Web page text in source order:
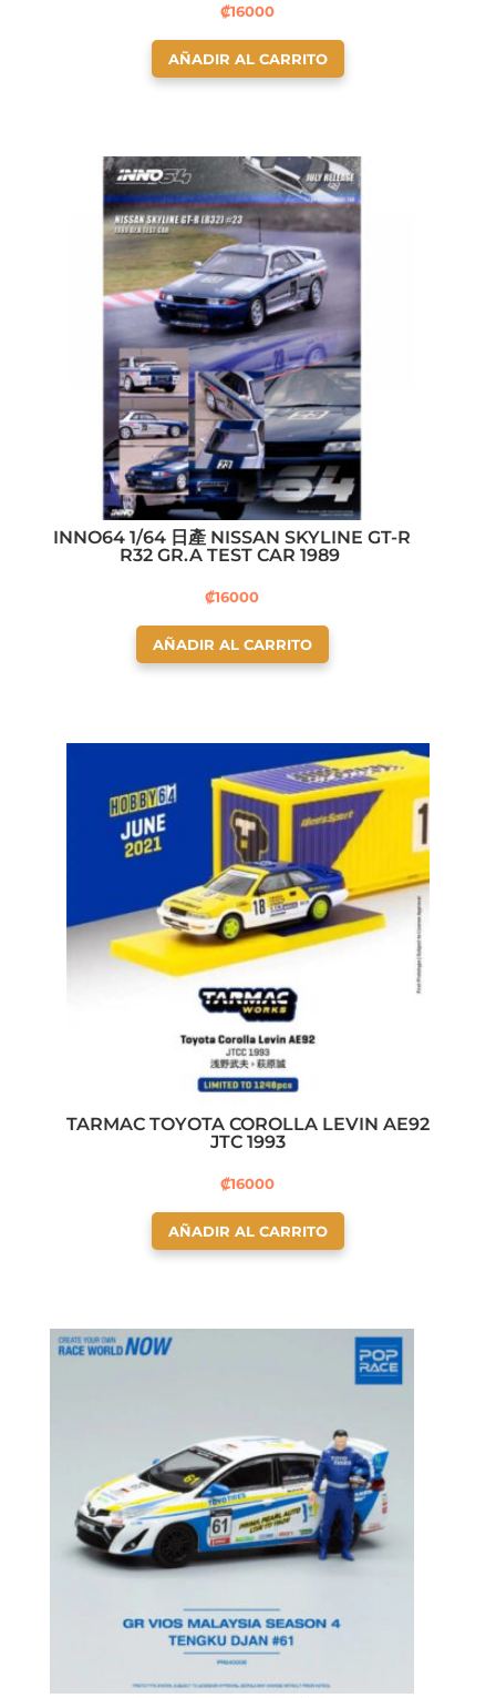
₡16000
AÑADIR AL CARRITO
INNO64 1/64 日產 NISSAN SKYLINE GT-R
R32 GR.A TEST CAR 1989
₡16000
AÑADIR AL CARRITO
TARMAC TOYOTA COROLLA LEVIN AE92
JTC 1993
₡16000
AÑADIR AL CARRITO